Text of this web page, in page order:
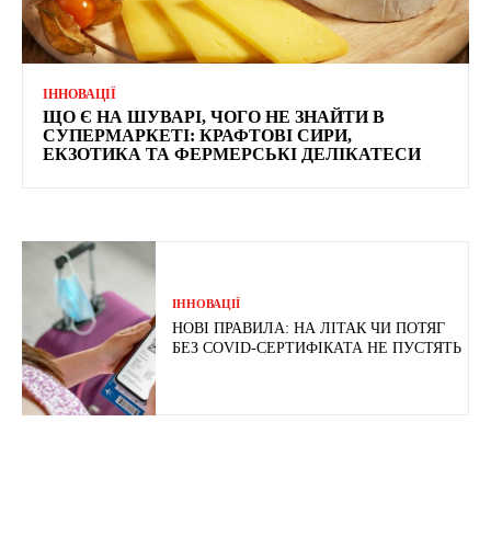
ІННОВАЦІЇ
ЩО Є НА ШУВАРІ, ЧОГО НЕ ЗНАЙТИ В
СУПЕРМАРКЕТІ: КРАФТОВІ СИРИ,
ЕКЗОТИКА ТА ФЕРМЕРСЬКІ ДЕЛІКАТЕСИ
ІННОВАЦІЇ
НОВІ ПРАВИЛА: НА ЛІТАК ЧИ ПОТЯГ
БЕЗ COVID-СЕРТИФІКАТА НЕ ПУСТЯТЬ